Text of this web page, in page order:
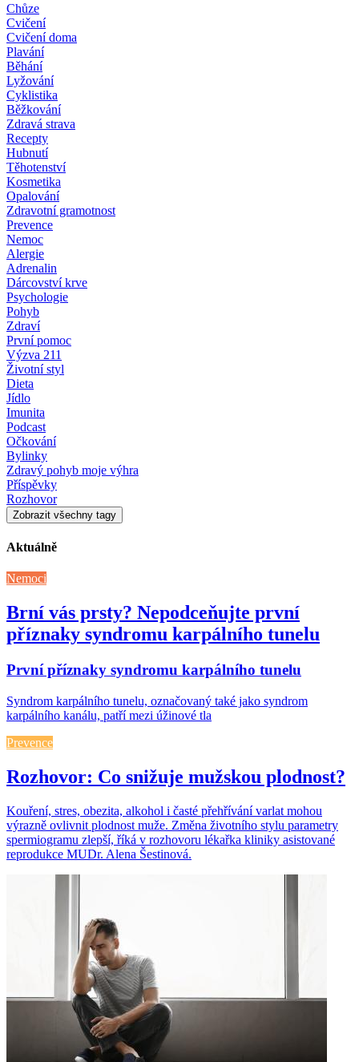
Chůze
Cvičení
Cvičení doma
Plavání
Běhání
Lyžování
Cyklistika
Běžkování
Zdravá strava
Recepty
Hubnutí
Těhotenství
Kosmetika
Opalování
Zdravotní gramotnost
Prevence
Nemoc
Alergie
Adrenalin
Dárcovství krve
Psychologie
Pohyb
Zdraví
První pomoc
Výzva 211
Životní styl
Dieta
Jídlo
Imunita
Podcast
Očkování
Bylinky
Zdravý pohyb moje výhra
Příspěvky
Rozhovor
Zobrazit všechny tagy
Aktuálně
Nemoci
Brní vás prsty? Nepodceňujte první
příznaky syndromu karpálního tunelu
První příznaky syndromu karpálního tunelu
Syndrom karpálního tunelu, označovaný také jako syndrom
karpálního kanálu, patří mezi úžinové tla
Prevence
Rozhovor: Co snižuje mužskou plodnost?
Kouření, stres, obezita, alkohol i časté přehřívání varlat mohou
výrazně ovlivnit plodnost muže. Změna životního stylu parametry
spermiogramu zlepší, říká v rozhovoru lékařka kliniky asistované
reprodukce MUDr. Alena Šestinová.